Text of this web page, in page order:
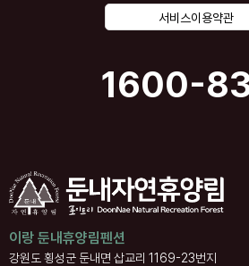
서비스이용약관
1600-
이랑 둔내휴양림펜션
강원도 횡성군 둔내면 삽교리 1169-23번지